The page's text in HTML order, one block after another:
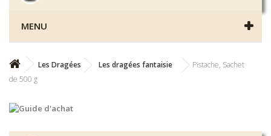
MENU
Les Dragées Les dragées fantaisie
Pistache, Sachet
de 500 g